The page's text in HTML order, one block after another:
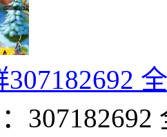
307182692